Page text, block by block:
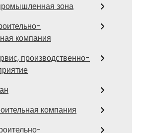
зона
компания
производственно-
компания